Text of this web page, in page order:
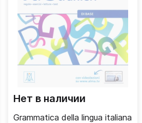
Нет в наличии
Grammatica della lingua italiana